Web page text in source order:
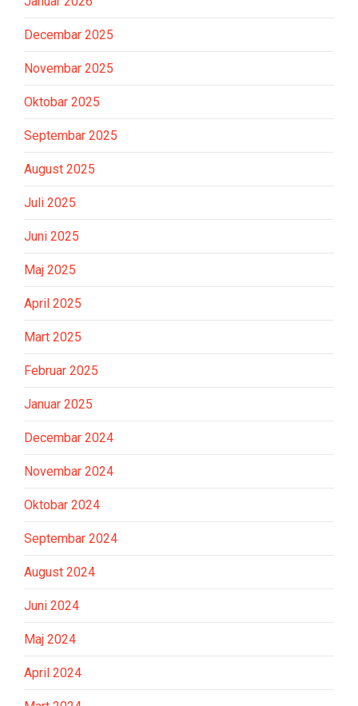
Decembar 2025
Novembar 2025
Oktobar 2025
Septembar 2025
August 2025
Juli 2025
Juni 2025
Maj 2025
April 2025
Mart 2025
Februar 2025
Januar 2025
Decembar 2024
Novembar 2024
Oktobar 2024
Septembar 2024
August 2024
Juni 2024
Maj 2024
April 2024